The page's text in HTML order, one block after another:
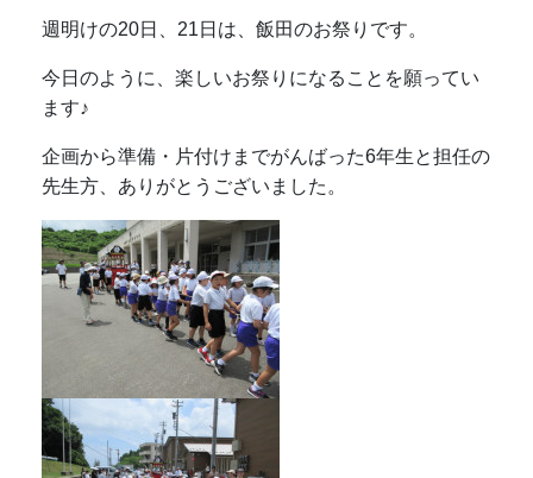
週明けの20日、21日は、飯田のお祭りです。
今日のように、楽しいお祭りになることを願ってい
ます♪
企画から準備・片付けまでがんばった6年生と担任の
先生方、ありがとうございました。